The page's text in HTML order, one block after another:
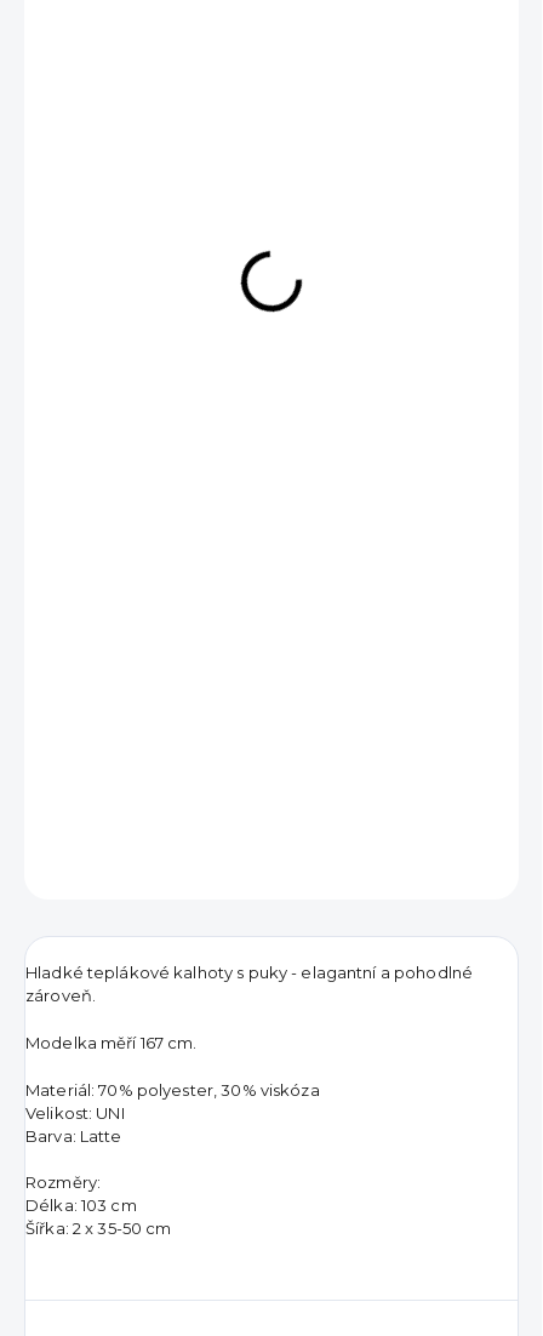
Hladké teplákové kalhoty s puky - elagantní a pohodlné
zároveň.
Modelka měří 167 cm.
Materiál: 70% polyester, 30% viskóza
Velikost: UNI
Barva: Latte
Rozměry:
Délka: 103 cm
Šířka: 2 x 35-50 cm